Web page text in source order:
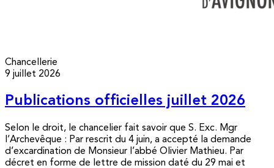
Chancellerie
9 juillet 2026
Publications officielles juillet 2026
Selon le droit, le chancelier fait savoir que S. Exc. Mgr
l’Archevêque : Par rescrit du 4 juin, a accepté la demande
d’excardination de Monsieur l’abbé Olivier Mathieu. Par
décret en forme de lettre de mission daté du 29 mai et